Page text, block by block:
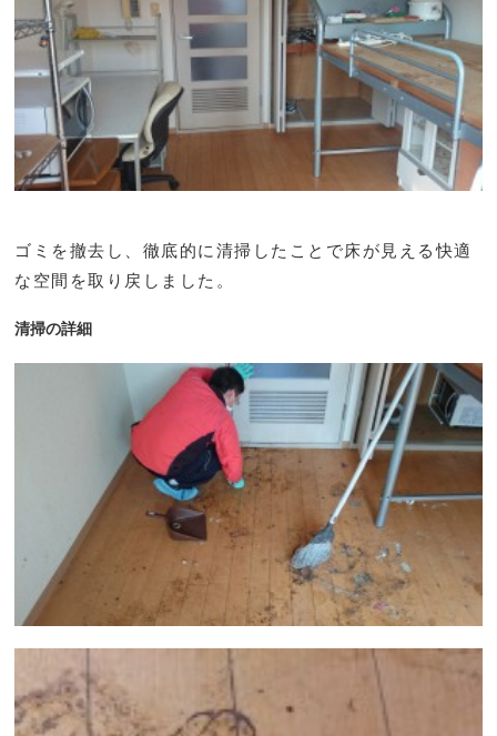
ゴミを撤去し、徹底的に清掃したことで床が見える快適
な空間を取り戻しました。
清掃の詳細